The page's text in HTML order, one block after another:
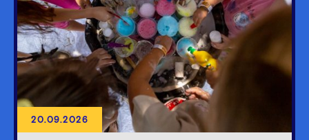
20.09.2026